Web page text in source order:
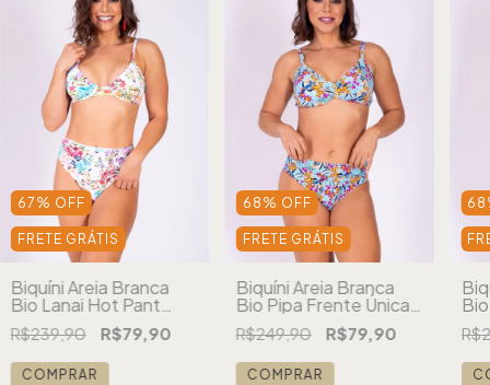
67 % OFF
FRETE GRÁTIS
Biquíni Areia Branca
Bio Lanai Hot Pant
Estampado Floral
Branco
R$239,90 R$79,90
COMPRAR
68 % OFF
FRETE GRÁTIS
Biquíni Areia Branca
Bio Pipa Frente Única
Estampado Floral Azul
R$249,90 R$79,90
COMPRAR
68